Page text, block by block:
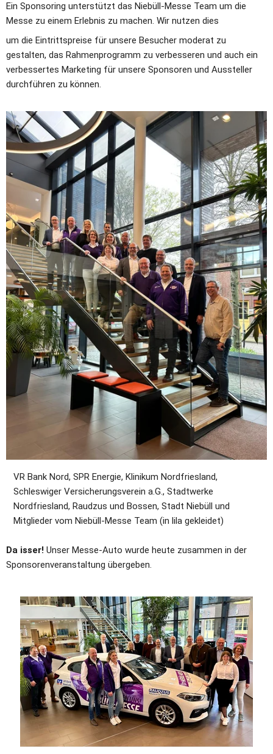
Ein Sponsoring unterstützt das Niebüll-Messe Team um die
Messe zu einem Erlebnis zu machen. Wir nutzen dies
um die Eintrittspreise für unsere Besucher moderat zu
gestalten, das Rahmenprogramm zu verbesseren und auch ein
verbessertes Marketing für unsere Sponsoren und Aussteller
durchführen zu können.
VR Bank Nord, SPR Energie, Klinikum Nordfriesland,
Schleswiger Versicherungsverein a.G., Stadtwerke
Nordfriesland, Raudzus und Bossen, Stadt Niebüll und
Mitglieder vom Niebüll-Messe Team (in lila gekleidet)
Da isser! Unser Messe-Auto wurde heute zusammen in der
Sponsorenveranstaltung übergeben.